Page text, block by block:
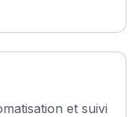
et suivi